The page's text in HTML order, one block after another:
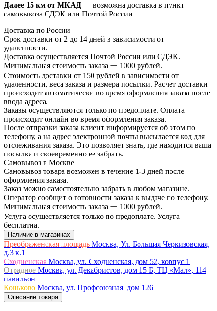
Далее 15 км от МКАД — возможна доставка в пункт
самовывоза СДЭК или Почтой России
Доставка по России
Срок доставки от 2 до 14 дней в зависимости от
удаленности.
Доставка осуществляется Почтой России или СДЭК.
Минимальная стоимость заказа ー 1000 рублей.
Стоимость доставки от 150 рублей в зависимости от
удаленности, веса заказа и размера посылки. Расчет доставки
происходит автоматически во время оформления заказа после
ввода адреса.
Заказы осуществляются только по предоплате. Оплата
происходит онлайн во время оформления заказа.
После отправки заказа клиент информируется об этом по
телефону, а на адрес электронной почты высылается код для
отслеживания заказа. Это позволяет знать, где находится ваша
посылка и своевременно ее забрать.
Самовывоз в Москве
Самовывоз товара возможен в течение 1-3 дней после
оформления заказа.
Заказ можно самостоятельно забрать в любом магазине.
Оператор сообщит о готовности заказа к выдаче по телефону.
Минимальная стоимость заказа ー 1000 рублей.
Услуга осуществляется только по предоплате. Услуга
бесплатна.
Наличие в магазинах
Преображенская площадь Москва, Ул. Большая Черкизовская,
д.3 к.1
Сходненская Москва, ул. Сходненская, дом 52, корпус 1
Отрадное Москва, ул. Декабристов, дом 15 Б, ТЦ «Мал», 114
павильон
Коньково Москва, ул. Профсоюзная, дом 126
Описание товара